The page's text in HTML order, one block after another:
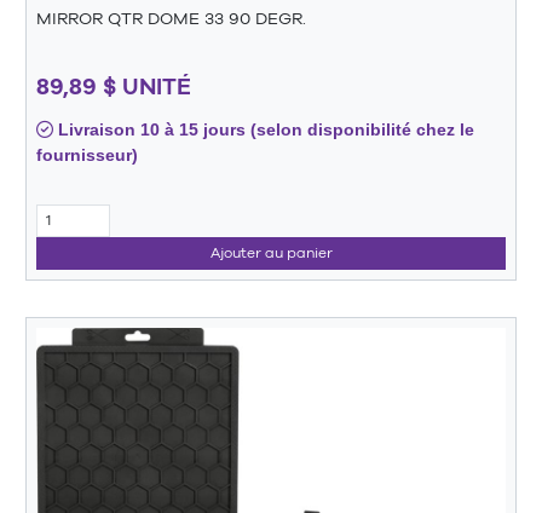
MIRROR QTR DOME 33 90 DEGR.
89,89 $ UNITÉ
Livraison 10 à 15 jours (selon disponibilité chez le
fournisseur)
Ajouter au panier